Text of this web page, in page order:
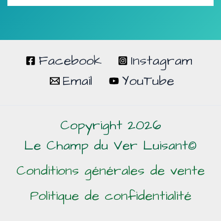
Facebook
Instagram
Email
YouTube
Copyright 2026
Le Champ du Ver Luisant©
Conditions générales de vente
Politique de confidentialité